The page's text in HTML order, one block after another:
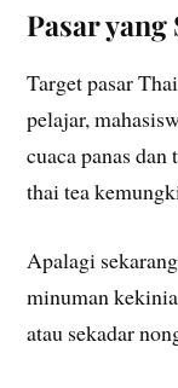
Pasar yang
Target pasar
pelajar,
cuaca panas
thai tea
Apalagi
minuman
atau sekadar